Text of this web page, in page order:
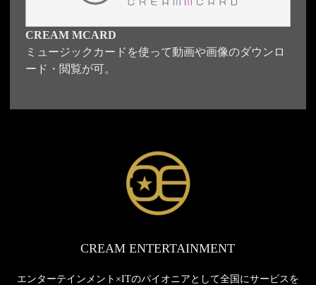
CREAM MCARD
ミュージックカードを使って動画や画像のダウンロ
ード・閲覧が可。
CREAM ENTERTAINMENT
エンターテインメント×ITのパイオニアとして全国にサービスを